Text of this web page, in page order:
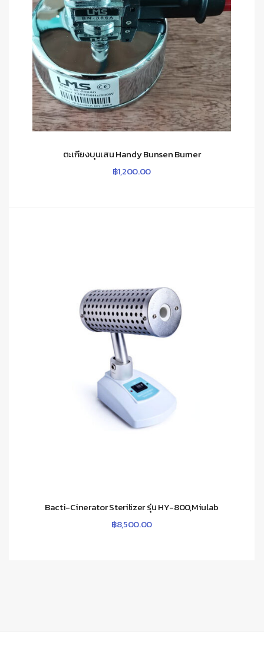
ตะเกียงบุนเสน Handy Bunsen Burner
฿1,200.00
Bacti-Cinerator Sterilizer รุ่น HY-800,Miulab
฿8,500.00